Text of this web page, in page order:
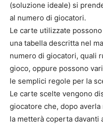
(soluzione ideale) si
al numero di giocatori.
Le carte utilizzate
una tabella descritta nel
numero di giocatori, quali
gioco, oppure possono
le semplici regole per la
Le carte scelte vengono
giocatore che, dopo
la metterà coperta davanti